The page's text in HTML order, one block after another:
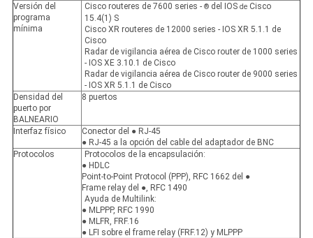
Versión del
programa
mínima
Cisco routeres de 7600 series - ®del IOS deCisco
15.4(1) S
Cisco XR routeres de 12000 series - IOS XR 5.1.1 de
Cisco
Radar de vigilancia aérea de Cisco router de 1000 series
- IOS XE 3.10.1 de Cisco
Radar de vigilancia aérea de Cisco router de 9000 series
- IOS XR 5.1.1 de Cisco
Densidad del
puerto por
BALNEARIO
8 puertos
Interfaz físico
Conector del ● RJ-45
● RJ-45 a la opción del cable del adaptador de BNC
Protocolos
Protocolos de la encapsulación:
● HDLC
Point-to-Point Protocol (PPP), RFC 1662 del ●
Frame relay del ●, RFC 1490
Ayuda de Multilink:
● MLPPP, RFC 1990
● MLFR, FRF.16
● LFI sobre el frame relay (FRF.12) y MLPPP